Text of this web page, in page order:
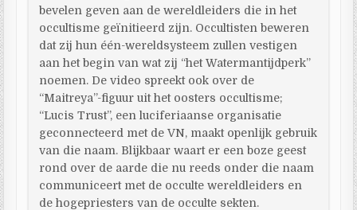
bevelen geven aan de wereldleiders die in het
occultisme geïnitieerd zijn. Occultisten beweren
dat zij hun één-wereldsysteem zullen vestigen
aan het begin van wat zij “het Watermantijdperk”
noemen. De video spreekt ook over de
“Maitreya”-figuur uit het oosters occultisme;
“Lucis Trust”, een luciferiaanse organisatie
geconnecteerd met de VN, maakt openlijk gebruik
van die naam. Blijkbaar waart er een boze geest
rond over de aarde die nu reeds onder die naam
communiceert met de occulte wereldleiders en
de hogepriesters van de occulte sekten.